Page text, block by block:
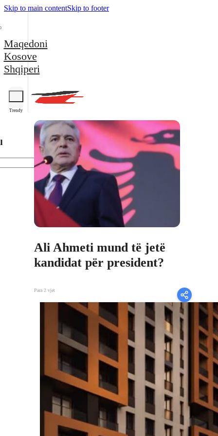
Skip to main contentSkip to footer
Maqedoni
Kosove
Shqiperi
Trendy
Ali Ahmeti mund të jetë
kandidat për president?
Para 2 vjet